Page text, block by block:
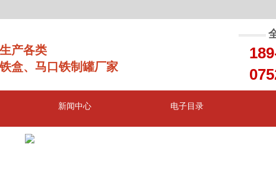
产各类
盒、马口铁制罐厂家
新闻中心 电子目录